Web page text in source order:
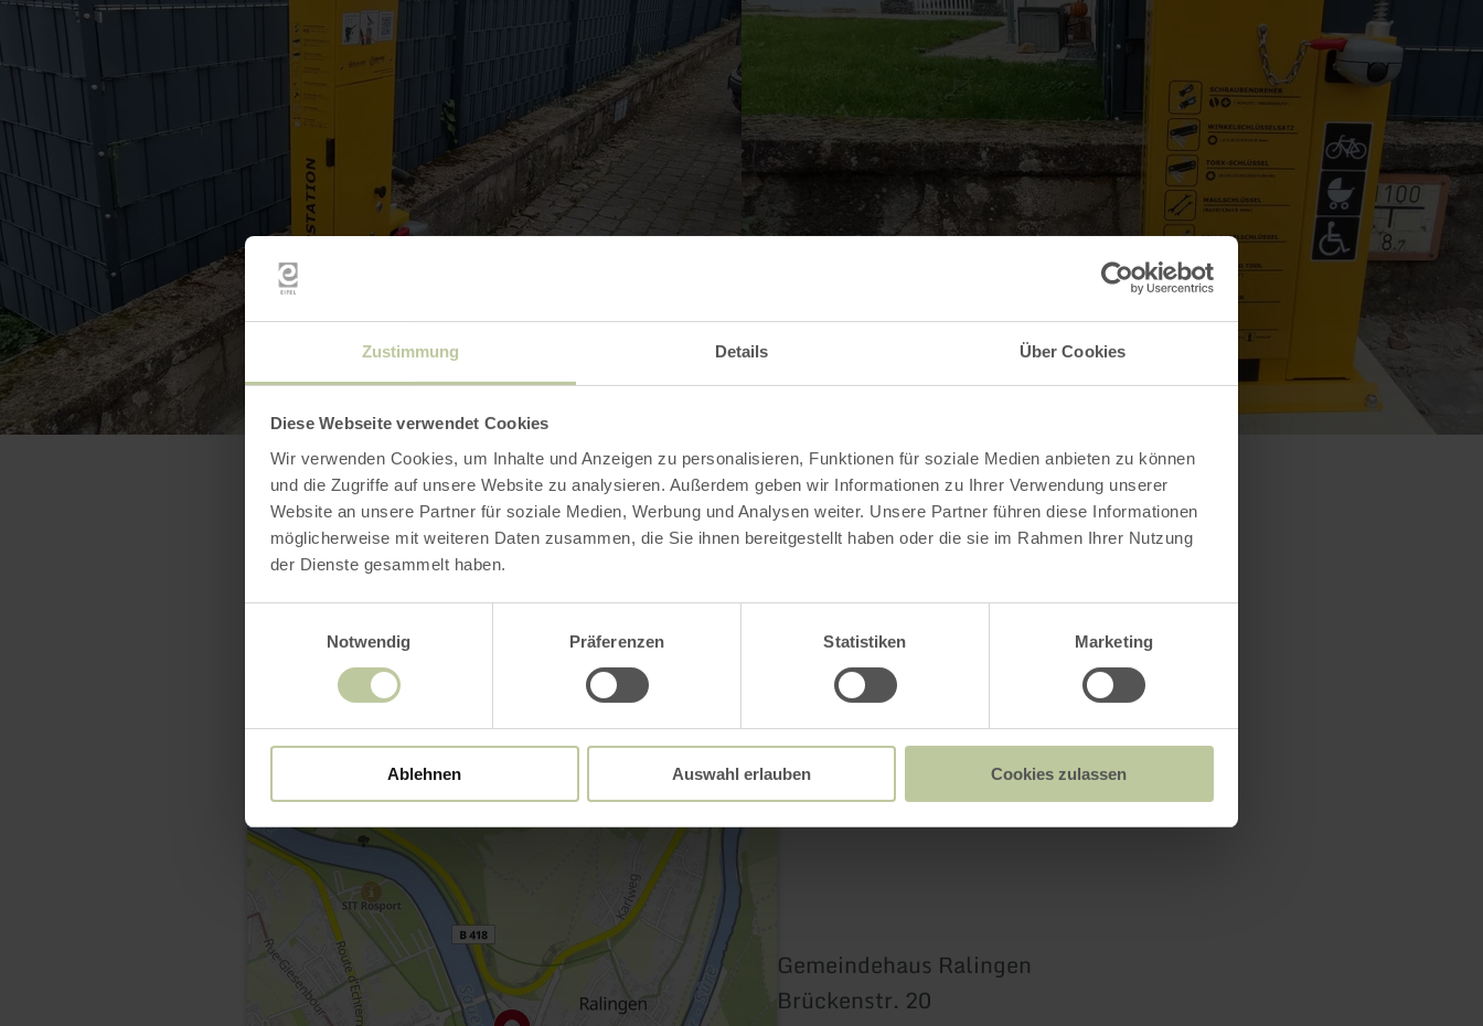
Zustimmung Details Über Cookies
Diese Webseite verwendet Cookies
Wir verwenden Cookies, um Inhalte und Anzeigen zu personalisieren, Funktionen für soziale Medien anbieten zu können
und die Zugriffe auf unsere Website zu analysieren. Außerdem geben wir Informationen zu Ihrer Verwendung unserer
Website an unsere Partner für soziale Medien, Werbung und Analysen weiter. Unsere Partner führen diese Informationen
möglicherweise mit weiteren Daten zusammen, die Sie ihnen bereitgestellt haben oder die sie im Rahmen Ihrer Nutzung
der Dienste gesammelt haben.
Notwendig
Präferenzen Statistiken Marketing
Ablehnen Auswahl erlauben Cookies zulassen
Contact
Gemeindehaus Ralingen
Brückenstr. 20